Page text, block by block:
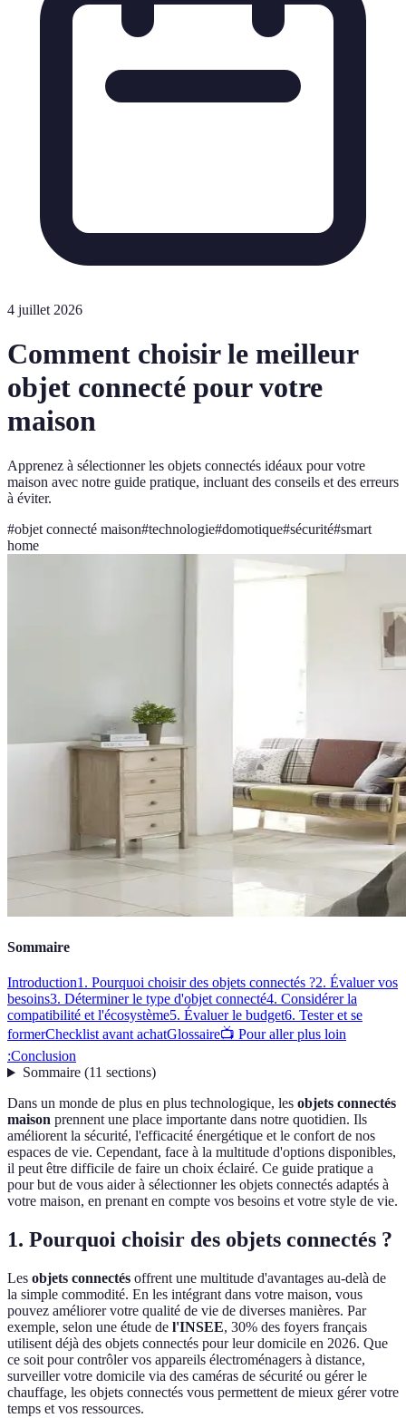
4 juillet 2026
Comment choisir le meilleur
objet connecté pour votre
maison
Apprenez à sélectionner les objets connectés idéaux pour votre
maison avec notre guide pratique, incluant des conseils et des erreurs
à éviter.
#objet connecté maison#technologie#domotique#sécurité#smart
home
Sommaire
Introduction1. Pourquoi choisir des objets connectés ?2. Évaluer vos
besoins3. Déterminer le type d'objet connecté4. Considérer la
compatibilité et l'écosystème5. Évaluer le budget6. Tester et se
formerChecklist avant achatGlossaire📺 Pour aller plus loin
:Conclusion
Sommaire(11 sections)
Dans un monde de plus en plus technologique, les objets connectés
maison prennent une place importante dans notre quotidien. Ils
améliorent la sécurité, l'efficacité énergétique et le confort de nos
espaces de vie. Cependant, face à la multitude d'options disponibles,
il peut être difficile de faire un choix éclairé. Ce guide pratique a
pour but de vous aider à sélectionner les objets connectés adaptés à
votre maison, en prenant en compte vos besoins et votre style de vie.
1. Pourquoi choisir des objets connectés ?
Les objets connectés offrent une multitude d'avantages au-delà de
la simple commodité. En les intégrant dans votre maison, vous
pouvez améliorer votre qualité de vie de diverses manières. Par
exemple, selon une étude de l'INSEE, 30% des foyers français
utilisent déjà des objets connectés pour leur domicile en 2026. Que
ce soit pour contrôler vos appareils électroménagers à distance,
surveiller votre domicile via des caméras de sécurité ou gérer le
chauffage, les objets connectés vous permettent de mieux gérer votre
temps et vos ressources.